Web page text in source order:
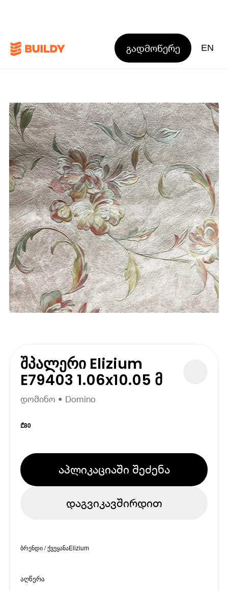
გადმოწერე EN
შპალერი Elizium
E79403 1.06x10.05 მ
დომინო • Domino
₾80
აპლიკაციაში შეძენა
დაგვიკავშირდით
ბრენდი / ქვეყანაElizium
აღწერა